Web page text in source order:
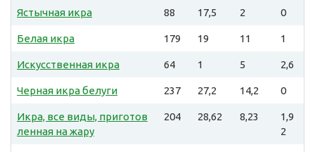
Ястычная икра 88 17,5 2 0
Белая икра 179 19 11 1
Искусственная икра 64 1 5 2,6
Черная икра белуги 237 27,2 14,2 0
Икра, все виды, приготов
ленная на жару
204 28,62 8,23
1,9
2